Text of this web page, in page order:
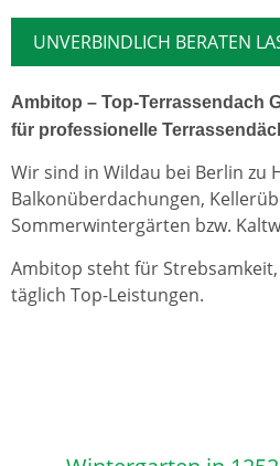
UNVERBINDLICH BERATEN
Ambitop – Top-Terrassendach
für professionelle
Wir sind in Wildau bei Berlin zu
Balkonüberdachungen,
Sommerwintergärten bzw.
Ambitop steht für
täglich Top-Leistungen.